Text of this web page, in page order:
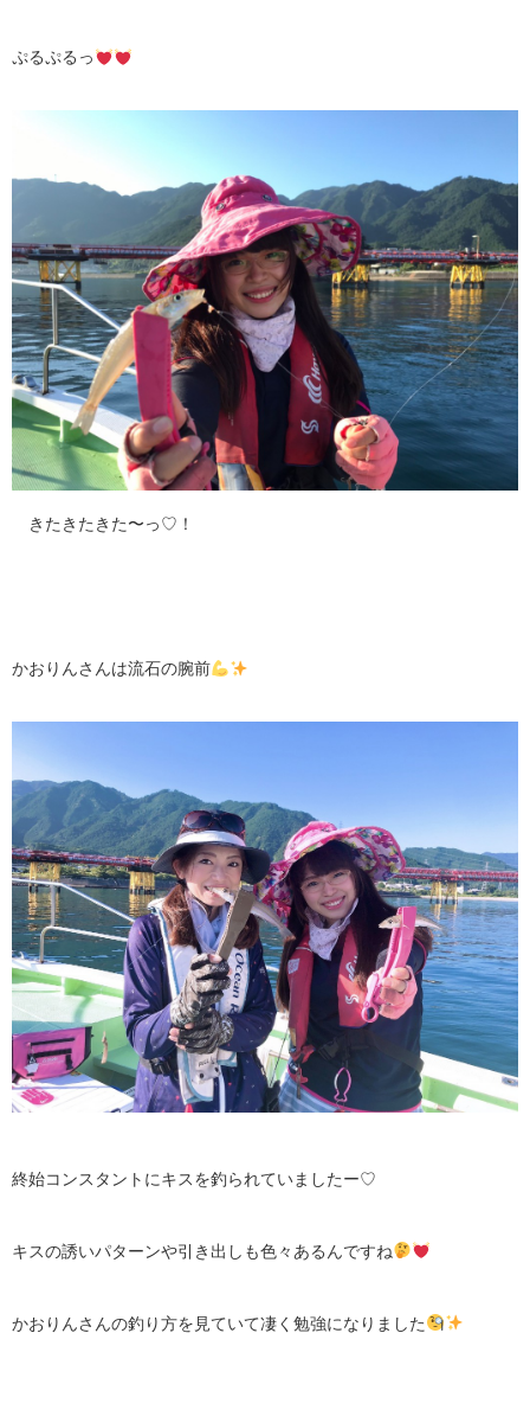
ぷるぷるっ
きたきたきた〜っ♡！
かおりんさんは流石の腕前
終始コンスタントにキスを釣られていましたー♡
キスの誘いパターンや引き出しも色々あるんですね
かおりんさんの釣り方を見ていて凄く勉強になりました